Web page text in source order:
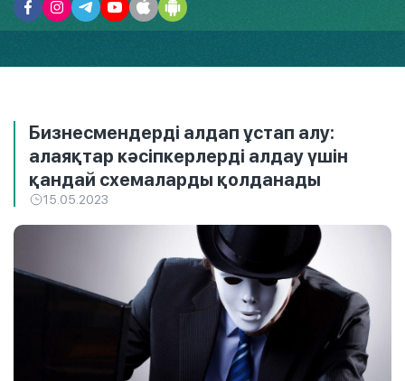
Бизнесмендерді алдап ұстап алу:
алаяқтар кәсіпкерлерді алдау үшін
қандай схемаларды қолданады
15.05.2023